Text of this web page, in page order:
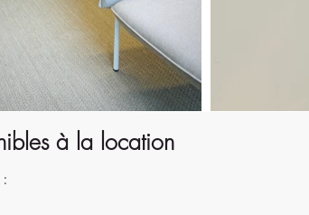
à la location